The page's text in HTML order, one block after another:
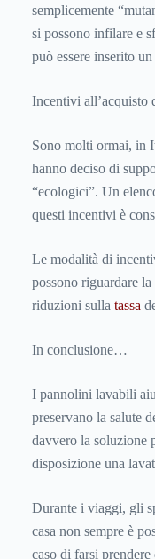
semplicemente
si possono infilare e
può essere inserito
Incentivi all’acquisto
Sono molti ormai, in
hanno deciso di
“ecologici”. Un
questi incentivi è
Le modalità di
possono riguardare
riduzioni sulla tassa
In conclusione…
I pannolini lavabili
preservano la salute
davvero la soluzione
disposizione una
Durante i viaggi, gli
casa non sempre è
caso di farsi